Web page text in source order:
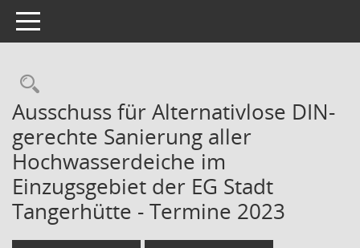
Toggle navigation
Rechercheauswahl
Ausschuss für Alternativlose DIN-
gerechte Sanierung aller
Hochwasserdeiche im
Einzugsgebiet der EG Stadt
Tangerhütte - Termine 2023